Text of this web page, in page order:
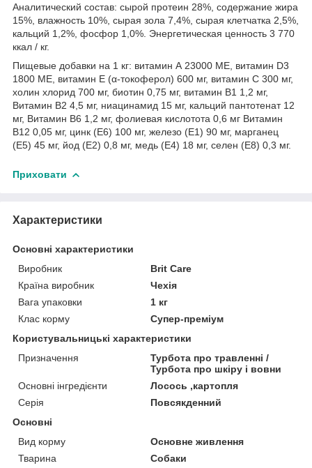
Аналитический состав: сырой протеин 28%, содержание жира
15%, влажность 10%, сырая зола 7,4%, сырая клетчатка 2,5%,
кальций 1,2%, фосфор 1,0%. Энергетическая ценность 3 770
ккал / кг.
Пищевые добавки на 1 кг: витамин А 23000 МЕ, витамин D3
1800 МЕ, витамин Е (α-токоферол) 600 мг, витамин С 300 мг,
холин хлорид 700 мг, биотин 0,75 мг, витамин В1 1,2 мг,
Витамин В2 4,5 мг, ниацинамид 15 мг, кальций пантотенат 12
мг, Витамин В6 1,2 мг, фолиевая кислотота 0,6 мг Витамин
В12 0,05 мг, цинк (Е6) 100 мг, железо (Е1) 90 мг, марганец
(Е5) 45 мг, йод (Е2) 0,8 мг, медь (Е4) 18 мг, селен (Е8) 0,3 мг.
Приховати
Характеристики
Основні характеристики
Виробник
Brit Care
Країна виробник
Чехія
Вага упаковки
1 кг
Клас корму
Супер-преміум
Користувальницькі характеристики
Призначення
Турбота про травленні /
Турбота про шкіру і вовни
Основні інгредієнти
Лосось ,картопля
Серія
Повсякденний
Основні
Вид корму
Основне живлення
Тварина
Собаки